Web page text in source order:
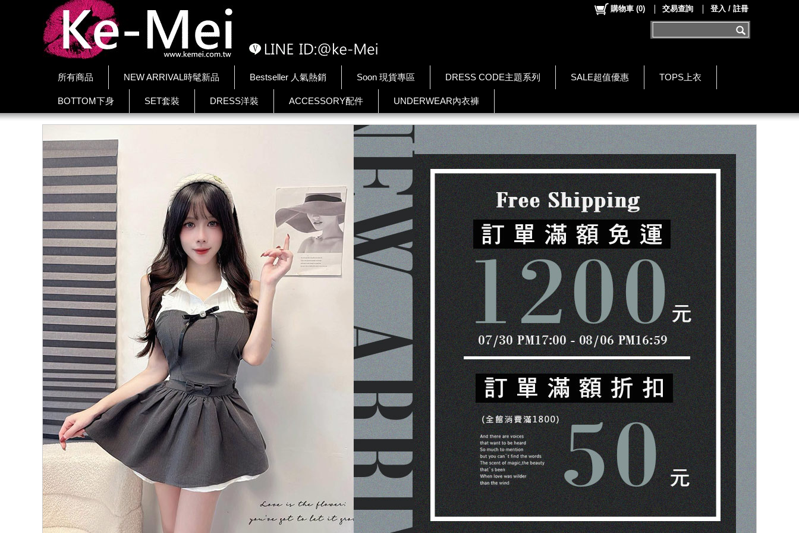
所有商品 NEW ARRIVAL時髦新品 Bestseller 人氣熱銷 Soon 現貨專區 DRESS CODE主題系列 SALE超值優惠 TOPS上衣
BOTTOM下身 SET套裝 DRESS洋裝 ACCESSORY配件 UNDERWEAR內衣褲
購物車 (0) 交易查詢 登入 / 註冊